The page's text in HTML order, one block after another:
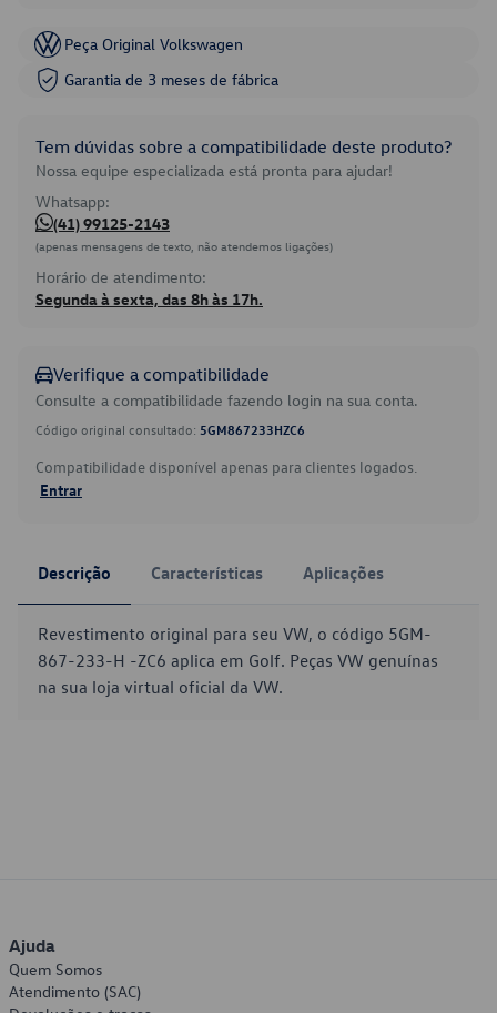
Peça Original Volkswagen
Garantia de 3 meses de fábrica
Tem dúvidas sobre a compatibilidade deste produto?
Nossa equipe especializada está pronta para ajudar!
Whatsapp:
(41) 99125-2143
(apenas mensagens de texto, não atendemos ligações)
Horário de atendimento:
Segunda à sexta, das 8h às 17h.
Verifique a compatibilidade
Consulte a compatibilidade fazendo login na sua conta.
Código original consultado: 5GM867233HZC6
Compatibilidade disponível apenas para clientes logados.
Entrar
Descrição Características Aplicações
Revestimento original para seu VW, o código 5GM-
867-233-H -ZC6 aplica em Golf. Peças VW genuínas
na sua loja virtual oficial da VW.
Ajuda
Quem Somos
Atendimento (SAC)